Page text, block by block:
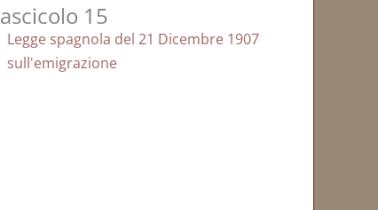
15
Legge spagnola del 21 Dicembre 1907
sull'emigrazione